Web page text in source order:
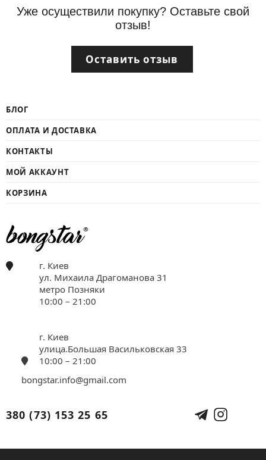
Уже осуществили покупку? Оставьте свой
отзыв!
Оставить отзыв
БЛОГ
ОПЛАТА И ДОСТАВКА
КОНТАКТЫ
МОЙ АККАУНТ
КОРЗИНА
г. Киев
ул. Михаила Драгоманова 31
метро Позняки
10:00 – 21:00
г. Киев
улица.Большая Васильковская 33
10:00 – 21:00
bongstar.info@gmail.com
380 (73) 153 25 65